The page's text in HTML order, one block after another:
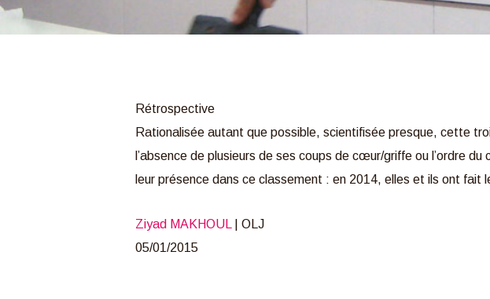
Rétrospective
Rationalisée autant que possible, scientifisée presque, cette
l’absence de plusieurs de ses coups de cœur/griffe ou l’ordre
leur présence dans ce classement : en 2014, elles et ils ont fait
Ziyad MAKHOUL
| OLJ
05/01/2015